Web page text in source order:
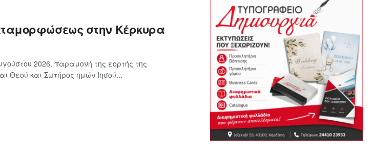
στην Κέρκυρα
2026, παραμονή της εορτής της
Θεού και Σωτήρος ημών Ιησού...